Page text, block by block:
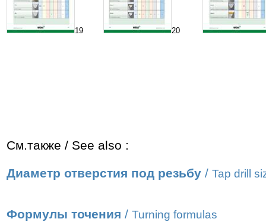
19 20
См.также / See also :
Диаметр отверстия под резьбу / Tap drill
Формулы точения / Turning formulas